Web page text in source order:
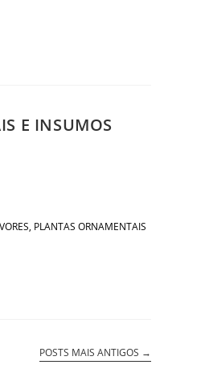
E INSUMOS
PLANTAS ORNAMENTAIS
POSTS MAIS ANTIGOS →